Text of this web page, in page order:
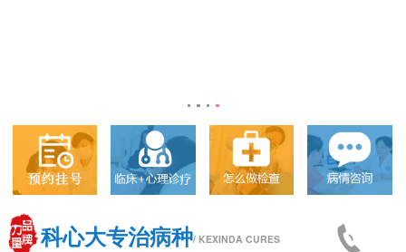
科心大专治病种/ KEXINDA CURES